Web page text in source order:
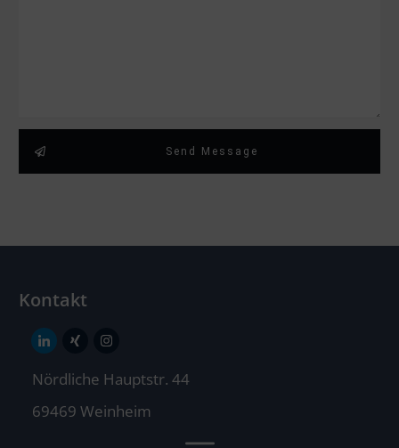
Send Message
Kontakt
Nördliche Hauptstr. 44
69469 Weinheim